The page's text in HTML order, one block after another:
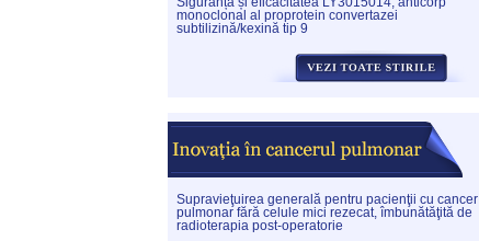
monoclonal al proprotein convertazei
subtilizină/kexină tip 9
Supravieţuirea generală pentru pacienţii cu cancer
pulmonar fără celule mici rezecat, îmbunătăţită de
radioterapia post-operatorie